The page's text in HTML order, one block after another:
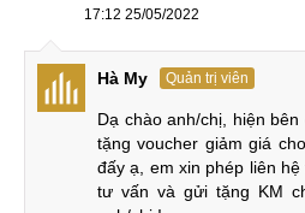
Có địa chỉ rõ ràng: Một cửa
ràng. Bạn hãy đến trực tiếp
về dịch vụ thay mặt kính cho
Bảo hành dài hạn: Lựa
hành lâu dài đối với linh
mặt kính Y7 Prime, bạn
bảo hành
17:12 25/05/2022
Hà My Quản trị viên
Dạ chào anh/chị, hiện
tặng voucher giảm giá
đấy ạ, em xin phép liên
tư vấn và gửi tặng KM